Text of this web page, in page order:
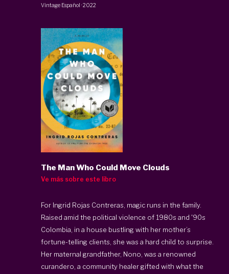
Vintage Español ·2022
The Man Who Could Move Clouds
Ve más sobre este libro
For Ingrid Rojas Contreras, magic runs in the family.
Raised amid the political violence of 1980s and '90s
Colombia, in a house bustling with her mother’s
fortune-telling clients, she was a hard child to surprise.
Her maternal grandfather, Nono, was a renowned
curandero, a community healer gifted with what the